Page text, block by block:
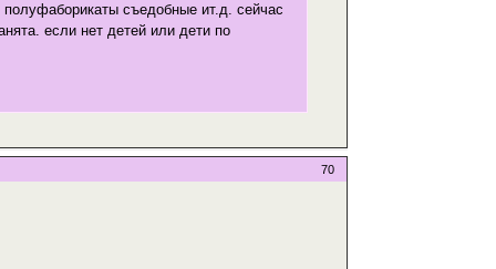
съедобные ит.д. сейчас
если нет детей или дети по
70